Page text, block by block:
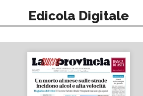
Edicola Digitale